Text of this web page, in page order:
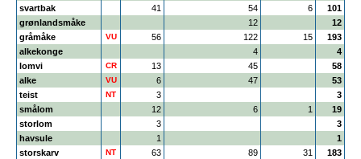
svartbak
41 54 6
101
grønlandsmåke
12
12
gråmåke
VU 56 122 15
193
alkekonge
4
4
lomvi
CR 13 45
58
alke
VU 6 47
53
teist
NT 3
3
smålom
12 6 1
19
storlom
3
3
havsule
1
1
storskarv
NT 63 89 31
183